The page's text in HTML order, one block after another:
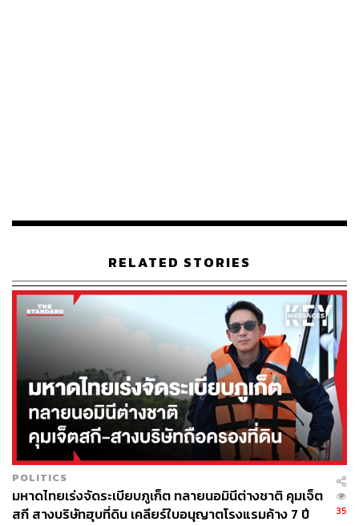
Resort Pokhara ภายใต้แบรนด์ The Centara Collection
เนปาล (เปิดเมื่อมกราคมที่ผ่านมา)
และ Centara Life Namba Osaka ขนาด 300 ห้อง โรงแรม
แห่งที่ 2 ในญี่ปุ่นที่เพิ่งเปิดให้บริการเมื่อเดือนเมษายนนี้ โดย
ฝ่ายบริหารระบุว่ายังเห็นโอกาสขยายธุรกิจไปยังเมืองอื่นใน
ญี่ปุ่นต่อ ทั้งเกียวโต, โตเกียว, ฟุกุโอกะ และฮอกไกโด
ส่วนครึ่งปีหลัง เซ็นทารามีกำหนดเปิด 2 โรงแรมในเวียดนาม
ตอนเหนือใกล้พรมแดนจีน คือ เซ็นทาราและเรสซิเดนซ์ วัง
ดอน 481 ห้อง และคริสตัล ฮอลิเดย์ ฮาร์เบอร์ วังดอน 496
ห้อง ซึ่งเมื่อรวมกันแล้วจะดันจำนวนห้องพักของเซ็นทาราใน
เวียดนามขึ้นเป็นเกือบ 1,000 ห้อง ปิดท้ายด้วย Centara Life
สุราษฎร์ธานี ขนาด 110 ห้องในไทย
RELATED STORIES
POLITICS
มหาดไทยเร่งจัดระเบียบภูเก็ต ทลายนอมินีต่างชาติ คุมเจ็ต
สกี สางบริษัทฮุบที่ดิน เคลียร์ใบอนุญาตโรงแรมค้าง 7 ปี
35